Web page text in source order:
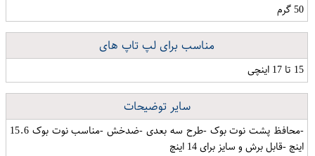
50 گرم
مناسب برای لپ تاپ های
15 تا 17 اینچی
سایر توضیحات
-محافظ پشت نوت بوک -طرح سه بعدی -ضدخش -مناسب نوت بوک 15.6
اینچ -قابل برش و سایز برای 14 اینچ